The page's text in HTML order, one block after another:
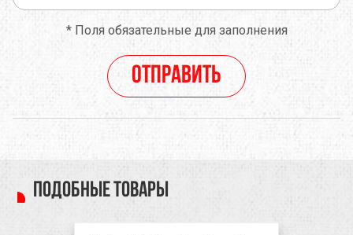
*Поля обязательные для заполнения
Отправить
Подобные товары